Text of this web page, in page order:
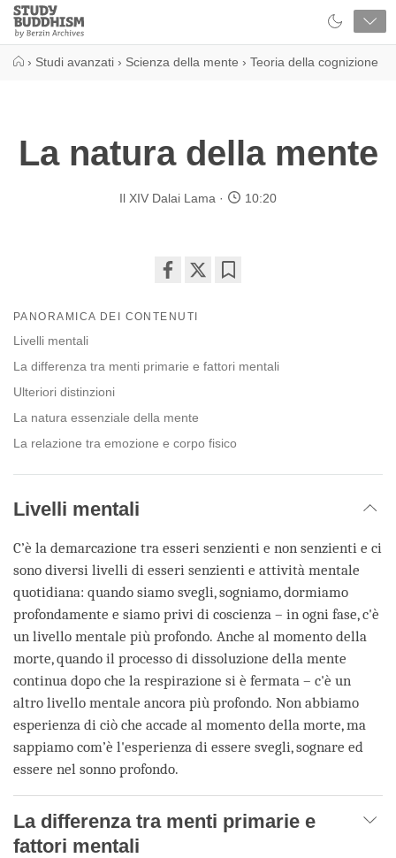
Close
Study
Buddhism
› Studi avanzati › Scienza della mente › Teoria della cognizione
La natura della mente
Il XIV Dalai Lama 10:20
on
PANORAMICA DEI CONTENUTI
Livelli mentali
La differenza tra menti primarie e fattori mentali
Ulteriori distinzioni
La natura essenziale della mente
La relazione tra emozione e corpo fisico
Livelli mentali
C’è la demarcazione tra esseri senzienti e non senzienti e ci
sono diversi livelli di esseri senzienti e attività mentale
quotidiana: quando siamo svegli, sogniamo, dormiamo
profondamente e siamo privi di coscienza – in ogni fase, c'è
un livello mentale più profondo. Anche al momento della
morte, quando il processo di dissoluzione della mente
continua dopo che la respirazione si è fermata – c'è un
altro livello mentale ancora più profondo. Non abbiamo
esperienza di ciò che accade al momento della morte, ma
sappiamo com’è l'esperienza di essere svegli, sognare ed
essere nel sonno profondo.
La differenza tra menti primarie e
fattori mentali